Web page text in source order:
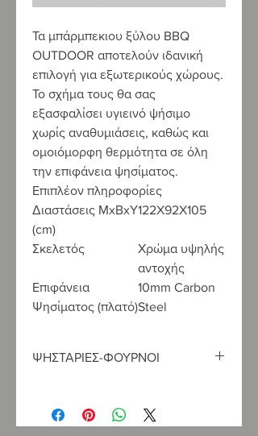
Τα μπάρμπεκιου ξύλου BBQ
OUTDOOR αποτελούν ιδανική
επιλογή για εξωτερικούς χώρους.
Το σχήμα τους θα σας
εξασφαλίσει υγιεινό ψήσιμο
χωρίς αναθυμιάσεις, καθώς και
ομοιόμορφη θερμότητα σε όλη
την επιφάνεια ψησίματος.
Επιπλέον πληροφορίες
∆ιαστάσεις ΜxΒxΥ
(cm)
122X92X105
Σκελετός
Χρώμα υψηλής
αντοχής
Επιφάνεια
Ψησίματος (πλατό)
10mm Carbon
Steel
ΨΗΣΤΑΡΙΕΣ-ΦΟΥΡΝΟΙ